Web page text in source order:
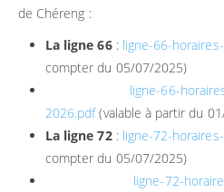
de Chéreng :
La ligne 66: ligne-66-
compter du 05/07/2025)
ligne-66-
2026.pdf(valable à partir du
La ligne 72: ligne-72-
compter du 05/07/2025)
ligne-72-